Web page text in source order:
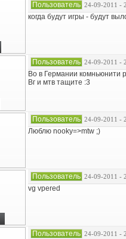
Пользователь 24-09-2011 -
когда будут игры - будут
Пользователь 24-09-2011 -
Во в Германии комньюнити
Вг и мтв тащите :3
Пользователь 24-09-2011 -
Люблю nooky=>mtw ;)
Пользователь 24-09-2011 -
vg vpered
Пользователь 24-09-2011 -